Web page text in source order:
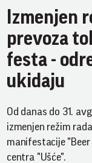
Izmenjen
prevoza
festa -
ukidaju
Od danas do 31.
izmenjen režim
manifestacije
centra "Ušće".